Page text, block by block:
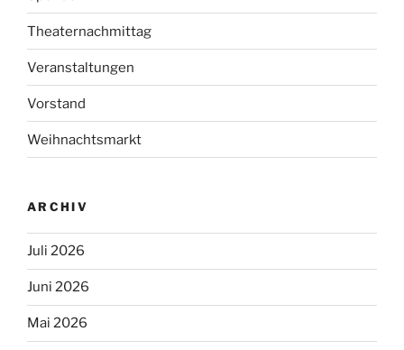
Theaternachmittag
Veranstaltungen
Vorstand
Weihnachtsmarkt
ARCHIV
Juli 2026
Juni 2026
Mai 2026